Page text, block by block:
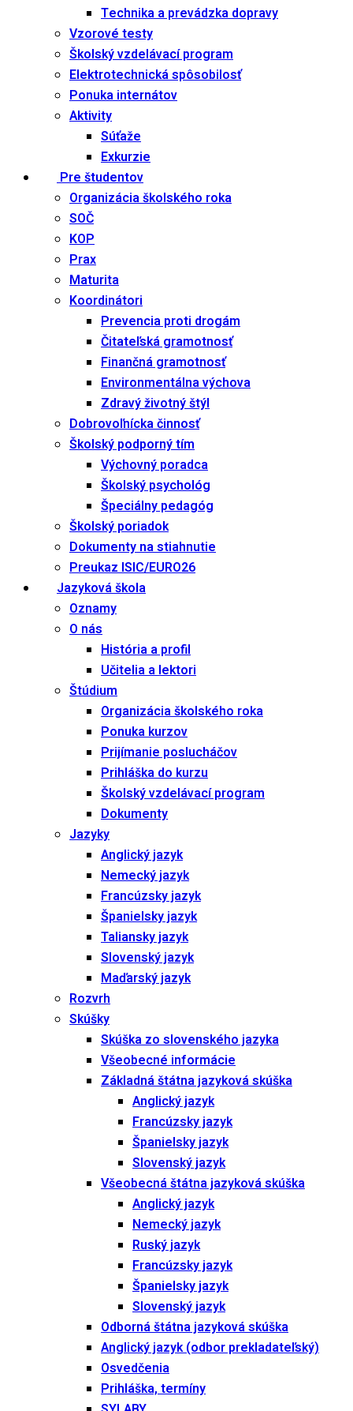
Technika a prevádzka dopravy
Vzorové testy
Školský vzdelávací program
Elektrotechnická spôsobilosť
Ponuka internátov
Aktivity
Súťaže
Exkurzie
Pre študentov
Organizácia školského roka
SOČ
KOP
Prax
Maturita
Koordinátori
Prevencia proti drogám
Čitateľská gramotnosť
Finančná gramotnosť
Environmentálna výchova
Zdravý životný štýl
Dobrovoľnícka činnosť
Školský podporný tím
Výchovný poradca
Školský psychológ
Špeciálny pedagóg
Školský poriadok
Dokumenty na stiahnutie
Preukaz ISIC/EURO26
Jazyková škola
Oznamy
O nás
História a profil
Učitelia a lektori
Štúdium
Organizácia školského roka
Ponuka kurzov
Prijímanie poslucháčov
Prihláška do kurzu
Školský vzdelávací program
Dokumenty
Jazyky
Anglický jazyk
Nemecký jazyk
Francúzsky jazyk
Španielsky jazyk
Taliansky jazyk
Slovenský jazyk
Maďarský jazyk
Rozvrh
Skúšky
Skúška zo slovenského jazyka
Všeobecné informácie
Základná štátna jazyková skúška
Anglický jazyk
Francúzsky jazyk
Španielsky jazyk
Slovenský jazyk
Všeobecná štátna jazyková skúška
Anglický jazyk
Nemecký jazyk
Ruský jazyk
Francúzsky jazyk
Španielsky jazyk
Slovenský jazyk
Odborná štátna jazyková skúška
Anglický jazyk (odbor prekladateľský)
Osvedčenia
Prihláška, termíny